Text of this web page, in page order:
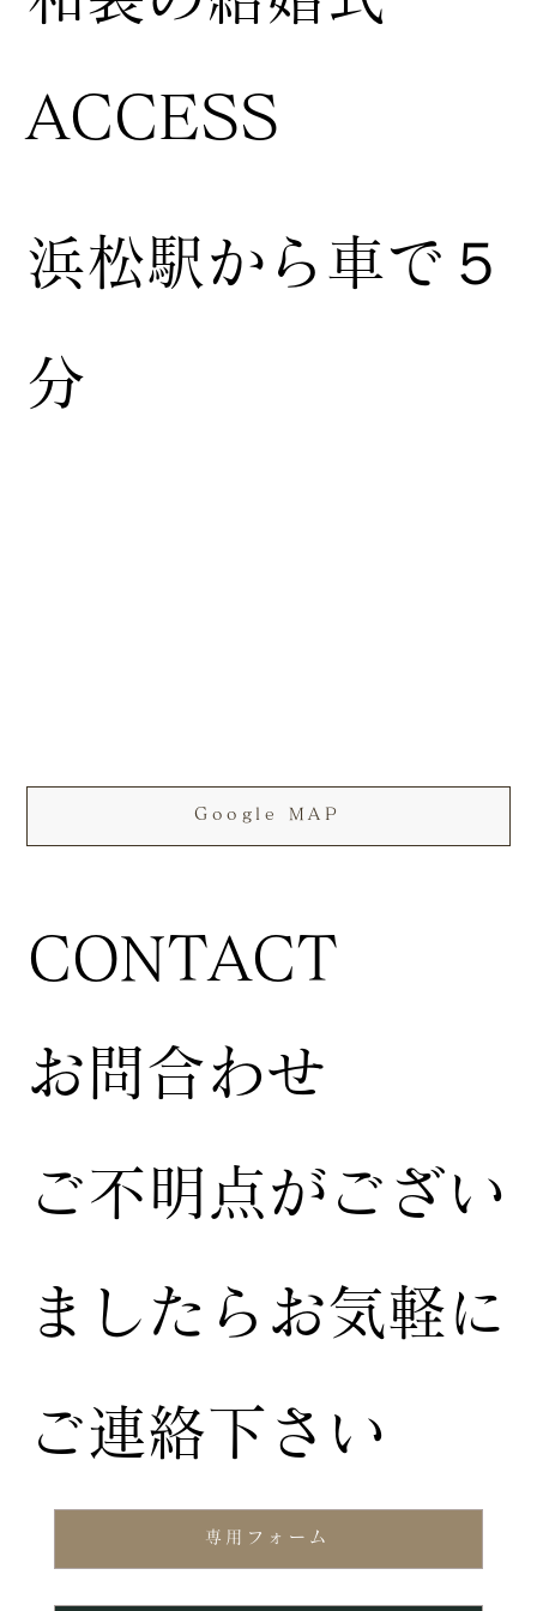
専用フォーム
お問合わせ
ご不明点がござい
ましたらお気軽に
ご連絡下さい
浜松駅から車で５
分
ACCESS
Google MAP
CONTACT